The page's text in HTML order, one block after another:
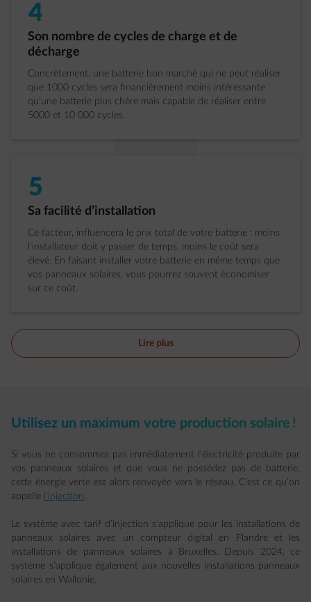
4
Étape 4 sur 5:
Son nombre de cycles de charge et de
décharge
Concrètement, une batterie bon marché qui ne peut réaliser
que 1000 cycles sera financièrement moins intéressante
qu’une batterie plus chère mais capable de réaliser entre
5000 et 10 000 cycles.
5
Étape 5 sur 5:
Sa facilité d’installation
Ce facteur, influencera le prix total de votre batterie : moins
l’installateur doit y passer de temps, moins le coût sera
élevé. En faisant installer votre batterie en même temps que
vos panneaux solaires, vous pourrez souvent économiser
sur ce coût.
Lire plus
Utilisez un maximum votre production solaire !
Si vous ne consommez pas immédiatement l’électricité produite par
vos panneaux solaires et que vous ne possédez pas de batterie,
cette énergie verte est alors renvoyée vers le réseau. C’est ce qu’on
appelle l’injection.
Le système avec tarif d’injection s’applique pour les installations de
panneaux solaires avec un compteur digital en Flandre et les
installations de panneaux solaires à Bruxelles. Depuis 2024, ce
système s’applique également aux nouvelles installations panneaux
solaires en Wallonie.